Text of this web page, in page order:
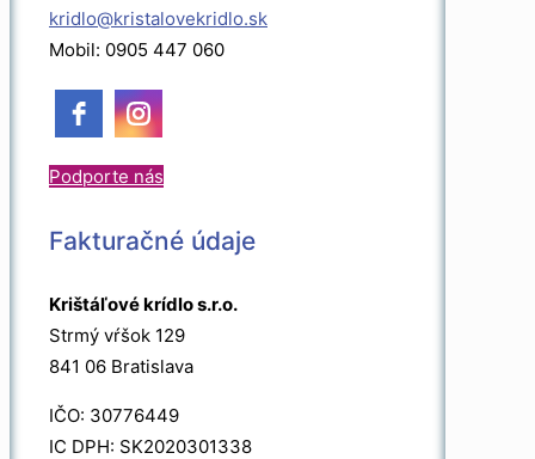
kridlo@kristalovekridlo.sk
Mobil: 0905 447 060
Podporte nás
Fakturačné údaje
Krištáľové krídlo s.r.o.
Strmý vŕšok 129
841 06 Bratislava
IČO: 30776449
IC DPH: SK2020301338